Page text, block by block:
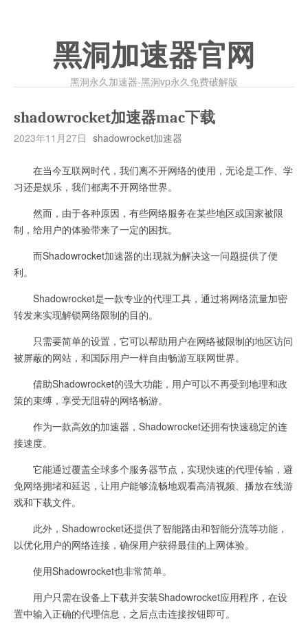
黑洞加速器官网
黑洞永久加速器-黑洞vp永久免费破解版
shadowrocket加速器mac下载
2023年11月27日 shadowrocket加速器
在当今互联网时代，我们离不开网络的使用，无论是工作、学
习还是娱乐，我们都离不开网络世界。
然而，由于各种原因，有些网络服务在某些地区或国家被限
制，给用户的体验带来了一定的困扰。
而Shadowrocket加速器的出现就为解决这一问题提供了便
利。
Shadowrocket是一款专业的代理工具，通过将网络流量加密
转发来实现解锁网络限制的目的。
只需要简单的设置，它可以帮助用户在网络被限制的地区访问
被屏蔽的网站，和国际用户一样自由畅游互联网世界。
借助Shadowrocket的强大功能，用户可以不再受到地理和政
策的束缚，享受无阻碍的网络畅游。
作为一款高效的加速器，Shadowrocket还拥有快速稳定的连
接速度。
它能通过覆盖全球多个服务器节点，实现快速的代理传输，避
免网络拥堵和延迟，让用户能够流畅地观看高清视频、播放在线游
戏和下载文件。
此外，Shadowrocket还提供了智能路由和智能分流等功能，
以优化用户的网络连接，确保用户获得最佳的上网体验。
使用Shadowrocket也非常简单。
用户只需在设备上下载并安装Shadowrocket应用程序，在设
置中输入正确的代理信息，之后点击连接按钮即可。